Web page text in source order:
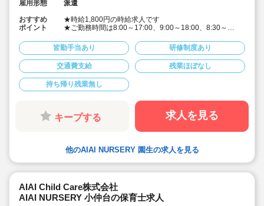
雇用形態
派遣
おすすめ
ポイント
★時給1,800円の時給求人です
★ご勤務時間は8:00～17:00、9:00～18:00、8:30～
歓迎です
★早番、遅番で勤務したいなど。時間帯は柔軟にご相談
ください
★派遣スタッフの受け入れに慣れている園になりますの
で安心です
★保育士専任のコンサルタントがあなたの派遣就業を安
心サポートいたします
★英語は遊びを通して専任講師が年齢に応じて対応して
います。異文化にふれることで社会性や国際理解を深め
ています
★食育プログラムとして、食糧生産から消費までの過程
★60名定員など中規模園を中心に「もう一つの家」をコ
の方とのやり取り等を効率化されています
★子どもたち一人一人と向き合った保育を実施していま
す
皆勤手当あり 研修制度あり
交通費支給 残業ほぼなし
持ち帰り残業無し
キープする 求人を見る
他のAIAI NURSERY 園生の求人を見る
AIAI Child Care株式会社
AIAI NURSERY 小仲台の保育士求人